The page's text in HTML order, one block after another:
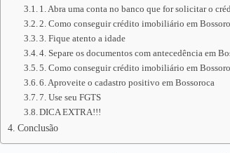
1. Abra uma conta no banco que for solicitar o
2. Como conseguir crédito imobiliário em
3. Fique atento a idade
4. Separe os documentos com antecedência em
5. Como conseguir crédito imobiliário em
6. Aproveite o cadastro positivo em Bossoroca
7. Use seu FGTS
DICA EXTRA!!!
Conclusão